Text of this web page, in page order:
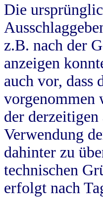
Die
z.B. nach der
anzeigen
auch vor,
vorgenommen
der
Verwendung
dahinter zu
technischen
erfolgt nach